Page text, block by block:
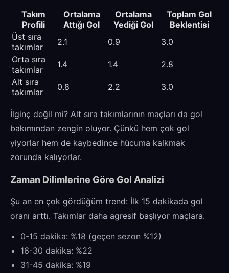
Takım
Profili
Ortalama
Attığı Gol
Ortalama
Yediği Gol
Toplam Gol
Beklentisi
Üst sıra
takımlar
2.1 0.9
3.0
Orta sıra
takımlar
1.4 1.4
2.8
Alt sıra
takımlar
0.8 2.2 3.0
İlginç değil mi? Alt sıra takımlarının maçları da gol
bakımından zengin oluyor. Çünkü hem çok gol
yiyorlar hem de kaybedince hücuma kalkmak
zorunda kalıyorlar.
Zaman Dilimlerine Göre Gol Analizi
Şu an en çok gördüğüm trend: İlk 15 dakikada gol
oranı arttı. Takımlar daha agresif başlıyor maçlara.
0-15 dakika: %18 (geçen sezon %12)
16-30 dakika: %22
31-45 dakika: %19